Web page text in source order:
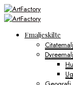
Emaljeskilte